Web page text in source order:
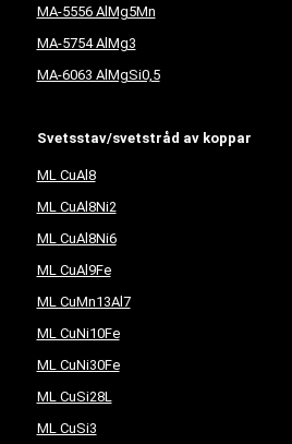
MA-5556 AlMg5Mn
MA-5754 AlMg3
MA-6063 AlMgSi0,5
Svetsstav/svetstråd av koppar
ML CuAl8
ML CuAl8Ni2
ML CuAl8Ni6
ML CuAl9Fe
ML CuMn13Al7
ML CuNi10Fe
ML CuNi30Fe
ML CuSi28L
ML CuSi3